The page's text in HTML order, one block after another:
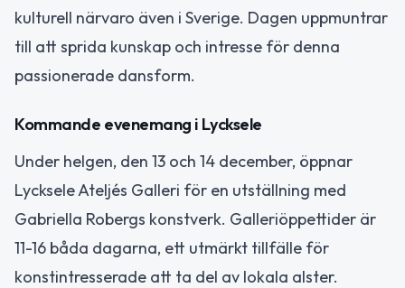
kulturell närvaro även i Sverige. Dagen uppmuntrar
till att sprida kunskap och intresse för denna
passionerade dansform.
Kommande evenemang i Lycksele
Under helgen, den 13 och 14 december, öppnar
Lycksele Ateljés Galleri för en utställning med
Gabriella Robergs konstverk. Galleriöppettider är
11-16 båda dagarna, ett utmärkt tillfälle för
konstintresserade att ta del av lokala alster.